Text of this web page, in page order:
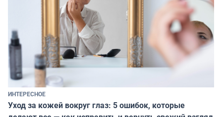
ИНТЕРЕСНОЕ
Уход за кожей вокруг глаз: 5 ошибок, которые